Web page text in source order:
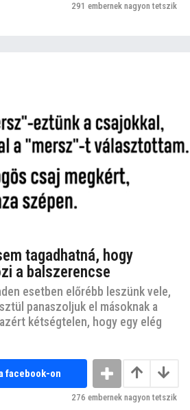
291 embernek nagyon tetszik
tagadhatná, hogy
a balszerencse
esetben előrébb leszünk vele,
panaszoljuk el másoknak a
kétségtelen, hogy egy elég
facebook-on
276 embernek nagyon tetszik